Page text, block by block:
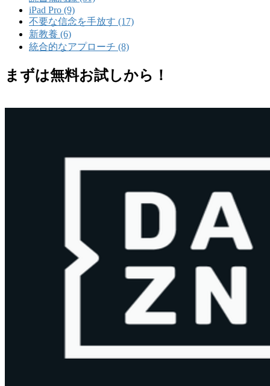
iPad Pro (9)
不要な信念を手放す (17)
新教養 (6)
統合的なアプローチ (8)
まずは無料お試しから！